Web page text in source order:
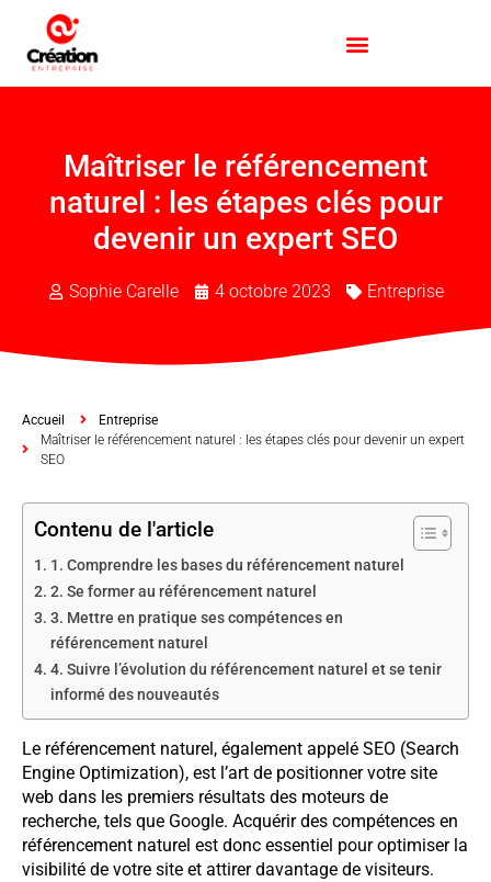
Maîtriser le référencement
naturel : les étapes clés pour
devenir un expert SEO
Sophie Carelle 4 octobre 2023 Entreprise
Accueil
Entreprise
Maîtriser le référencement naturel : les étapes clés pour devenir un expert
SEO
Contenu de l'article
1. Comprendre les bases du référencement naturel
2. Se former au référencement naturel
3. Mettre en pratique ses compétences en
référencement naturel
4. Suivre l’évolution du référencement naturel et se tenir
informé des nouveautés
Le référencement naturel, également appelé SEO (Search
Engine Optimization), est l’art de positionner votre site
web dans les premiers résultats des moteurs de
recherche, tels que Google. Acquérir des compétences en
référencement naturel est donc essentiel pour optimiser la
visibilité de votre site et attirer davantage de visiteurs.